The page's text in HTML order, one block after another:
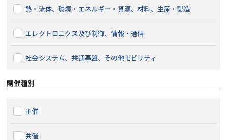
熱・流体、環境・エネルギー・資源、材料、生産・製造
エレクトロニクス及び制御、情報・通信
社会システム、共通基盤、その他モビリティ
開催種別
主催
共催